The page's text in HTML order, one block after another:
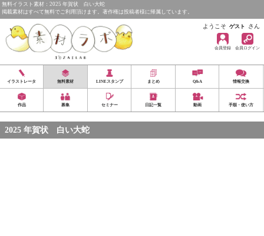
無料イラスト素材：2025 年賀状 白い大蛇
掲載素材はすべて無料でご利用頂けます。著作権は投稿者様に帰属しています。
ようこそ ゲスト さん
会員登録 会員ログイン
イラストレータ 無料素材 LINEスタンプ まとめ Q&A 情報交換
作品 募集 セミナー 日記一覧 動画 手順・使い方
2025 年賀状 白い大蛇